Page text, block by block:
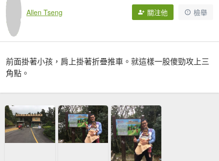
Allen Tseng 關注他 檢舉
前面掛著小孩，肩上掛著折疊推車。就這樣一股傻勁攻上三
角點。